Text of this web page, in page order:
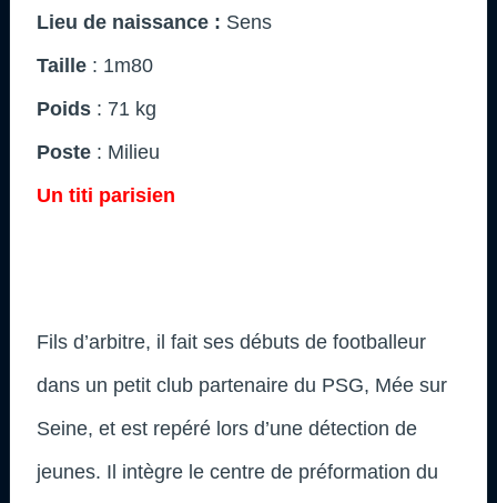
Lieu de naissance : Sens
Taille : 1m80
Poids : 71 kg
Poste : Milieu
Un titi parisien
Fils d’arbitre, il fait ses débuts de footballeur
dans un petit club partenaire du PSG, Mée sur
Seine, et est repéré lors d’une détection de
jeunes. Il intègre le centre de préformation du